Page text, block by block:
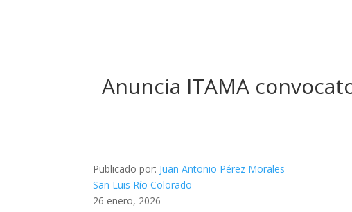
Anuncia ITAMA
Publicado por: Juan Antonio Pérez Morales
San Luis Río Colorado
26 enero, 2026